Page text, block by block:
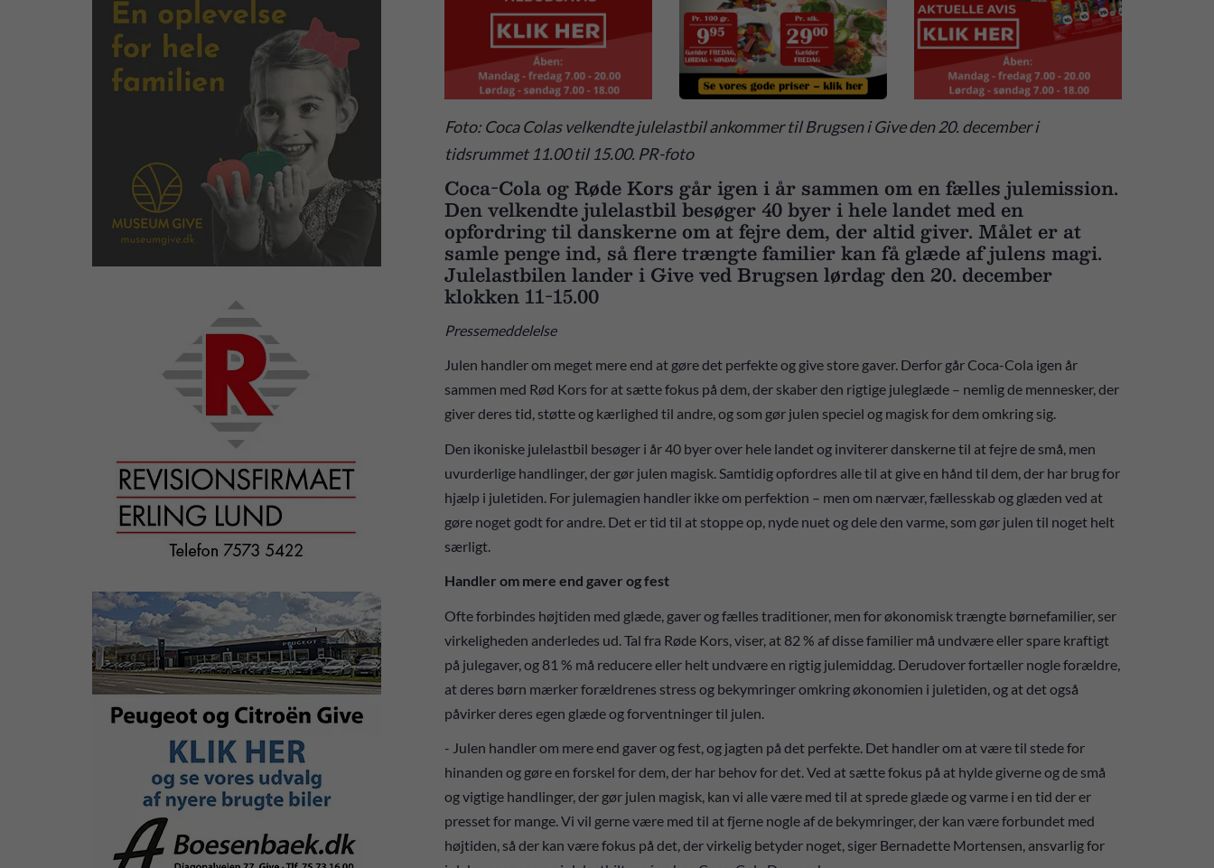
Foto: Coca Colas velkendte julelastbil ankommer til Brugsen i Give den 20. december i
tidsrummet 11.00 til 15.00. PR-foto
Coca-Cola og Røde Kors går igen i år sammen om en fælles julemission.
Den velkendte julelastbil besøger 40 byer i hele landet med en
opfordring til danskerne om at fejre dem, der altid giver. Målet er at
samle penge ind, så flere trængte familier kan få glæde af julens magi.
Julelastbilen lander i Give ved Brugsen lørdag den 20. december
klokken 11-15.00
Pressemeddelelse
Julen handler om meget mere end at gøre det perfekte og give store gaver. Derfor går Coca-Cola igen år
sammen med Rød Kors for at sætte fokus på dem, der skaber den rigtige juleglæde – nemlig de mennesker, der
giver deres tid, støtte og kærlighed til andre, og som gør julen speciel og magisk for dem omkring sig.
Den ikoniske julelastbil besøger i år 40 byer over hele landet og inviterer danskerne til at fejre de små, men
uvurderlige handlinger, der gør julen magisk. Samtidig opfordres alle til at give en hånd til dem, der har brug for
hjælp i juletiden. For julemagien handler ikke om perfektion – men om nærvær, fællesskab og glæden ved at
gøre noget godt for andre. Det er tid til at stoppe op, nyde nuet og dele den varme, som gør julen til noget helt
særligt.
Handler om mere end gaver og fest
Ofte forbindes højtiden med glæde, gaver og fælles traditioner, men for økonomisk trængte børnefamilier, ser
virkeligheden anderledes ud. Tal fra Røde Kors, viser, at 82 % af disse familier må undvære eller spare kraftigt
på julegaver, og 81 % må reducere eller helt undvære en rigtig julemiddag. Derudover fortæller nogle forældre,
at deres børn mærker forældrenes stress og bekymringer omkring økonomien i juletiden, og at det også
påvirker deres egen glæde og forventninger til julen.
- Julen handler om mere end gaver og fest, og jagten på det perfekte. Det handler om at være til stede for
hinanden og gøre en forskel for dem, der har behov for det. Ved at sætte fokus på at hylde giverne og de små
og vigtige handlinger, der gør julen magisk, kan vi alle være med til at sprede glæde og varme i en tid der er
presset for mange. Vi vil gerne være med til at fjerne nogle af de bekymringer, der kan være forbundet med
højtiden, så der kan være fokus på det, der virkelig betyder noget, siger Bernadette Mortensen, ansvarlig for